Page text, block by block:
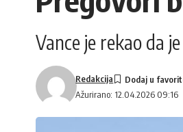
Vance je rekao da
Ažurirano: 12.04.2026 09:16
Redakcija